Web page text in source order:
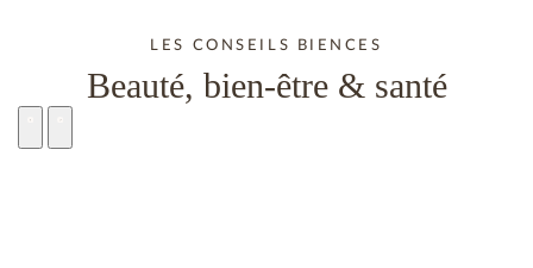
LES CONSEILS BIENCES
Beauté, bien-être & santé